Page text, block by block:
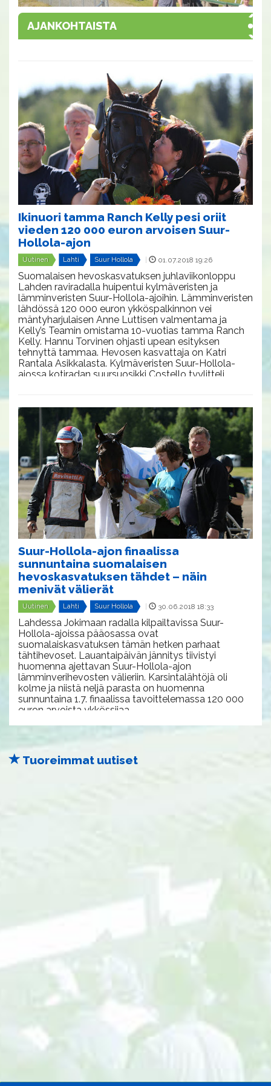
AJANKOHTAISTA
Ikinuori tamma Ranch Kelly pesi oriit
vieden 120 000 euron arvoisen Suur-
Hollola-ajon
Uutinen Lahti Suur Hollola | 01.07.2018 19:26
Suomalaisen hevoskasvatuksen juhlaviikonloppu
Lahden raviradalla huipentui kylmäveristen ja
lämminveristen Suur-Hollola-ajoihin. Lämminveristen
lähdössä 120 000 euron ykköspalkinnon vei
mäntyharjulaisen Anne Luttisen valmentama ja
Kelly’s Teamin omistama 10-vuotias tamma Ranch
Kelly. Hannu Torvinen ohjasti upean esityksen
tehnyttä tammaa. Hevosen kasvattaja on Katri
Rantala Asikkalasta. Kylmäveristen Suur-Hollola-
ajossa kotiradan suursuosikki Costello tyylitteli
kasvattaneet Heli ja Matti Säteri Yläneeltä.
Aurinkoiselle Lahden raviradalle oli saapunut lähes
8800 ravivierasta nauttimaan huippuraviurheilusta.
Suur-Hollola-ajon finaalissa
sunnuntaina suomalaisen
hevoskasvatuksen tähdet – näin
menivät välierät
Uutinen Lahti Suur Hollola | 30.06.2018 18:33
Lahdessa Jokimaan radalla kilpailtavissa Suur-
Hollola-ajoissa pääosassa ovat
suomalaiskasvatuksen tämän hetken parhaat
tähtihevoset. Lauantaipäivän jännitys tiivistyi
huomenna ajettavan Suur-Hollola-ajon
lämminverihevosten välieriin. Karsintalähtöjä oli
kolme ja niistä neljä parasta on huomenna
sunnuntaina 1.7. finaalissa tavoittelemassa 120 000
euron arvoista ykkössijaa.
Tuoreimmat uutiset